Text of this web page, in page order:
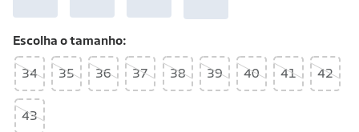
Escolha otamanho
34 35 36 37 38 39 40 41 42
43